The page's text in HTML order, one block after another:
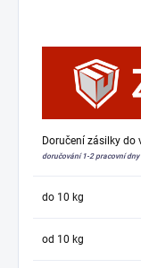
Doručení zásilky do
doručování 1-2 pracovní dny
do 10 kg
od 10 kg